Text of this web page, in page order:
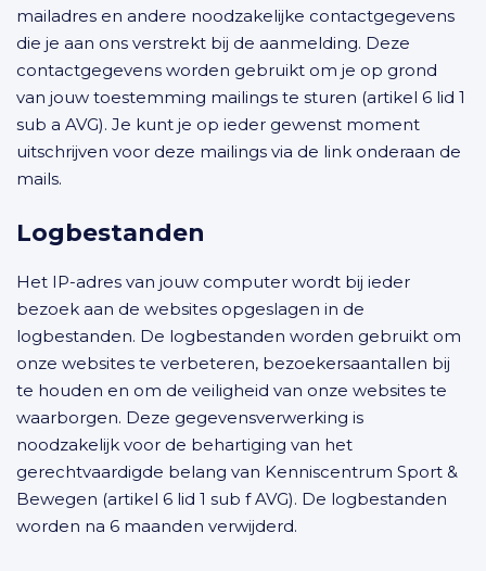
mailadres en andere noodzakelijke contactgegevens
die je aan ons verstrekt bij de aanmelding. Deze
contactgegevens worden gebruikt om je op grond
van jouw toestemming mailings te sturen (artikel 6 lid 1
sub a AVG). Je kunt je op ieder gewenst moment
uitschrijven voor deze mailings via de link onderaan de
mails.
Logbestanden
Het IP-adres van jouw computer wordt bij ieder
bezoek aan de websites opgeslagen in de
logbestanden. De logbestanden worden gebruikt om
onze websites te verbeteren, bezoekersaantallen bij
te houden en om de veiligheid van onze websites te
waarborgen. Deze gegevensverwerking is
noodzakelijk voor de behartiging van het
gerechtvaardigde belang van Kenniscentrum Sport &
Bewegen (artikel 6 lid 1 sub f AVG). De logbestanden
worden na 6 maanden verwijderd.